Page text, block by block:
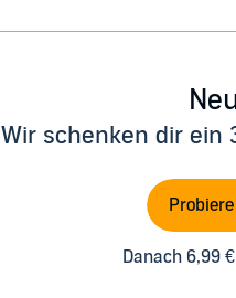
Wir schenken dir ein
Danach 6,99